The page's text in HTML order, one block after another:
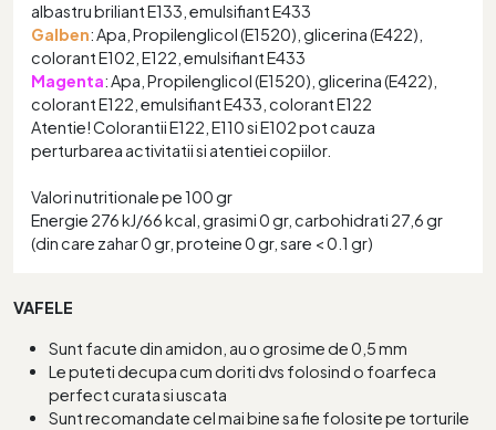
albastru briliant E133, emulsifiant E433
Galben: Apa, Propilenglicol (E1520), glicerina (E422),
colorant E102, E122, emulsifiant E433
Magenta: Apa, Propilenglicol (E1520), glicerina (E422),
colorant E122, emulsifiant E433, colorant E122
Atentie! Colorantii E122, E110 si E102 pot cauza
perturbarea activitatii si atentiei copiilor.
Valori nutritionale pe 100 gr
Energie 276 kJ/66 kcal, grasimi 0 gr, carbohidrati 27,6 gr
(din care zahar 0 gr, proteine 0 gr, sare < 0.1 gr)
VAFELE
Sunt facute din amidon, au o grosime de 0,5 mm
Le puteti decupa cum doriti dvs folosind o foarfeca
perfect curata si uscata
Sunt recomandate cel mai bine sa fie folosite pe torturile